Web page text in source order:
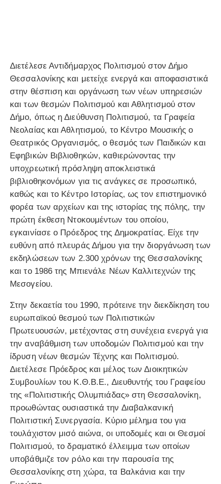
Διετέλεσε Αντιδήμαρχος Πολιτισμού στον Δήμο
Θεσσαλονίκης και μετείχε ενεργά και αποφασιστικά
στην θέσπιση και οργάνωση των νέων υπηρεσιών
και των θεσμών Πολιτισμού και Αθλητισμού στον
Δήμο, όπως η Διεύθυνση Πολιτισμού, τα Γραφεία
Νεολαίας και Αθλητισμού, το Κέντρο Μουσικής ο
Θεατρικός Οργανισμός, ο θεσμός των Παιδικών και
Εφηβικών Βιβλιοθηκών, καθιερώνοντας την
υποχρεωτική πρόσληψη αποκλειστικά
βιβλιοθηκονόμων για τις ανάγκες σε προσωπικό,
καθώς και το Κέντρο Ιστορίας, ως τον επιστημονικό
φορέα των αρχείων και της ιστορίας της πόλης, την
πρώτη έκθεση Ντοκουμέντων του οποίου,
εγκαινίασε ο Πρόεδρος της Δημοκρατίας. Είχε την
ευθύνη από πλευράς Δήμου για την διοργάνωση των
εκδηλώσεων των 2.300 χρόνων της Θεσσαλονίκης
και το 1986 της Μπιενάλε Νέων Καλλιτεχνών της
Μεσογείου.
Στην δεκαετία του 1990, πρότεινε την διεκδίκηση του
ευρωπαϊκού θεσμού των Πολιτιστικών
Πρωτευουσών, μετέχοντας στη συνέχεια ενεργά για
την αναβάθμιση των υποδομών Πολιτισμού και την
ίδρυση νέων θεσμών Τέχνης και Πολιτισμού.
Διετέλεσε Πρόεδρος και μέλος των Διοικητικών
Συμβουλίων του Κ.Θ.Β.Ε., Διευθυντής του Γραφείου
της «Πολιτιστικής Ολυμπιάδας» στη Θεσσαλονίκη,
προωθώντας ουσιαστικά την Διαβαλκανική
Πολιτιστική Συνεργασία. Κύριο μέλημα του για
τουλάχιστον μισό αιώνα, οι υποδομές και οι Θεσμοί
Πολιτισμού, το δραματικό έλλειμμα των οποίων
υποβάθμιζε τον ρόλο και την παρουσία της
Θεσσαλονίκης στη χώρα, τα Βαλκάνια και την